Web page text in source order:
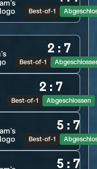
Best-of-1
2 : 7
Best-of-1
2 : 7
Best-of-1 Abgeschlossen
5 : 7
Best-of-1
5 : 7